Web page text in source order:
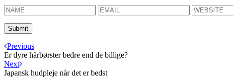
Previous
Er dyre hårbørster bedre end de billige?
Next
Japansk hudpleje når det er bedst